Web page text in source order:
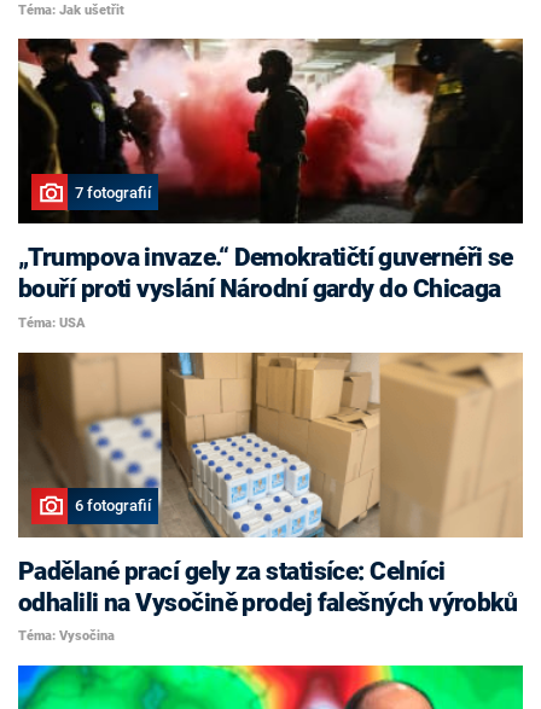
Téma: Jak ušetřit
7 fotografií
„Trumpova invaze.“ Demokratičtí guvernéři se
bouří proti vyslání Národní gardy do Chicaga
Téma: USA
6 fotografií
Padělané prací gely za statisíce: Celníci
odhalili na Vysočině prodej falešných výrobků
Téma: Vysočina